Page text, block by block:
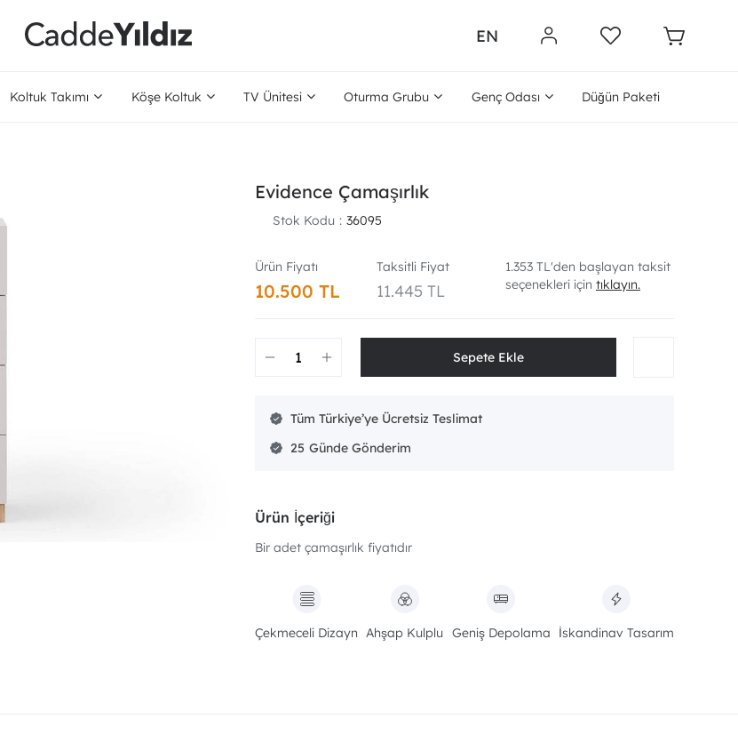
EN
Koltuk Takımı Köşe Koltuk TV Ünitesi Oturma Grubu Genç Odası Düğün Paketi
Evidence Çamaşırlık
Stok Kodu 36095
10.500 TL
Taksitli Fiyat
11.445 TL
1.353 TL'den başlayan taksit
seçenekleri için tıklayın.
25
Tüm Türkiye’ye Ücretsiz Teslimat
Ürün İçeriği
Bir adet çamaşırlık fiyatıdır
Çekmeceli Dizayn Ahşap Kulplu Geniş Depolama İskandinav Tasarım